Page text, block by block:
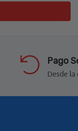
Pago
Desde